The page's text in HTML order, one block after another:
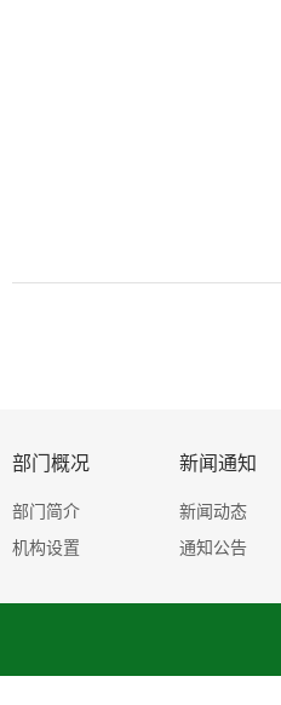
部门概况
部门简介
机构设置
新闻通知
新闻动态
通知公告